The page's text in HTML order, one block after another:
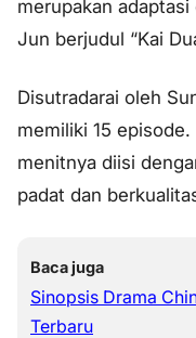
merupakan
Jun berjudul “Kai
Disutradarai oleh
memiliki 15
menitnya diisi
padat dan
Baca juga
Sinopsis Drama
Terbaru